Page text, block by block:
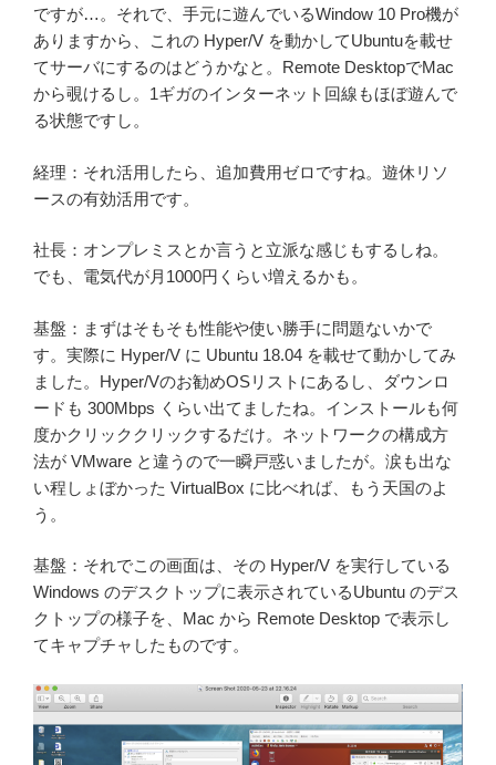
ですが…。それで、手元に遊んでいるWindow 10 Pro機が
ありますから、これの Hyper/V を動かしてUbuntuを載せ
てサーバにするのはどうかなと。Remote DesktopでMac
から覗けるし。1ギガのインターネット回線もほぼ遊んで
る状態ですし。
経理：それ活用したら、追加費用ゼロですね。遊休リソ
ースの有効活用です。
社長：オンプレミスとか言うと立派な感じもするしね。
でも、電気代が月1000円くらい増えるかも。
基盤：まずはそもそも性能や使い勝手に問題ないかで
す。実際に Hyper/V に Ubuntu 18.04 を載せて動かしてみ
ました。Hyper/Vのお勧めOSリストにあるし、ダウンロ
ードも 300Mbps くらい出てましたね。インストールも何
度かクリッククリックするだけ。ネットワークの構成方
法が VMware と違うので一瞬戸惑いましたが。涙も出な
い程しょぼかった VirtualBox に比べれば、もう天国のよ
う。
基盤：それでこの画面は、その Hyper/V を実行している
Windows のデスクトップに表示されているUbuntu のデス
クトップの様子を、Mac から Remote Desktop で表示し
てキャプチャしたものです。